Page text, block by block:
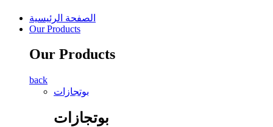
الصفحة الرئيسية
Our Products
Our Products
back
بوتجازات
بوتجازات